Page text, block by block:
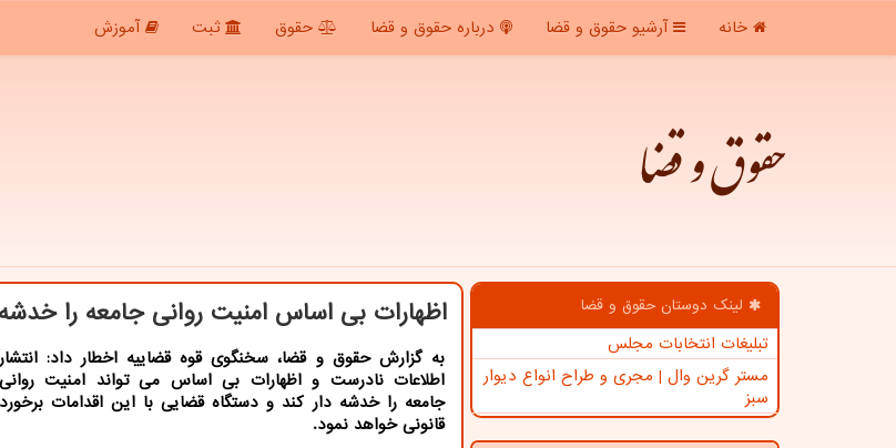
خانه آرشیو حقوق و قضا درباره حقوق و قضا حقوق ثبت آموزش
حقوق و قضا
لینک دوستان حقوق و قضا
تبلیغات انتخابات مجلس
مستر گرین وال | مجری و طراح انواع دیوار
سبز
اظهارات بی اساس امنیت روانی جامعه را
به گزارش حقوق و قضا، سخنگوی قوه قضاییه اخطار داد: انتشار
اطلاعات نادرست و اظهارات بی اساس می تواند امنیت روانی
جامعه را خدشه دار کند و دستگاه قضایی با این اقدامات برخورد
قانونی خواهد نمود.